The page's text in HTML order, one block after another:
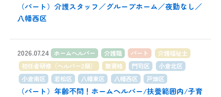
（パート）介護スタッフ／グループホーム／夜勤なし／
八幡西区
2026.07.24 ホームヘルパー 介護職 パート
介護福祉士
初任者研修（ヘルパー2級）
無資格 門司区
小倉北区
小倉南区
若松区 八幡東区 八幡西区 戸畑区
（パート）年齢不問！ホームヘルパー/扶養範囲内/子育